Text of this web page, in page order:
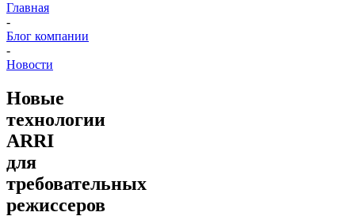
Главная
-
Блог компании
-
Новости
Новые
технологии
ARRI
для
требовательных
режиссеров